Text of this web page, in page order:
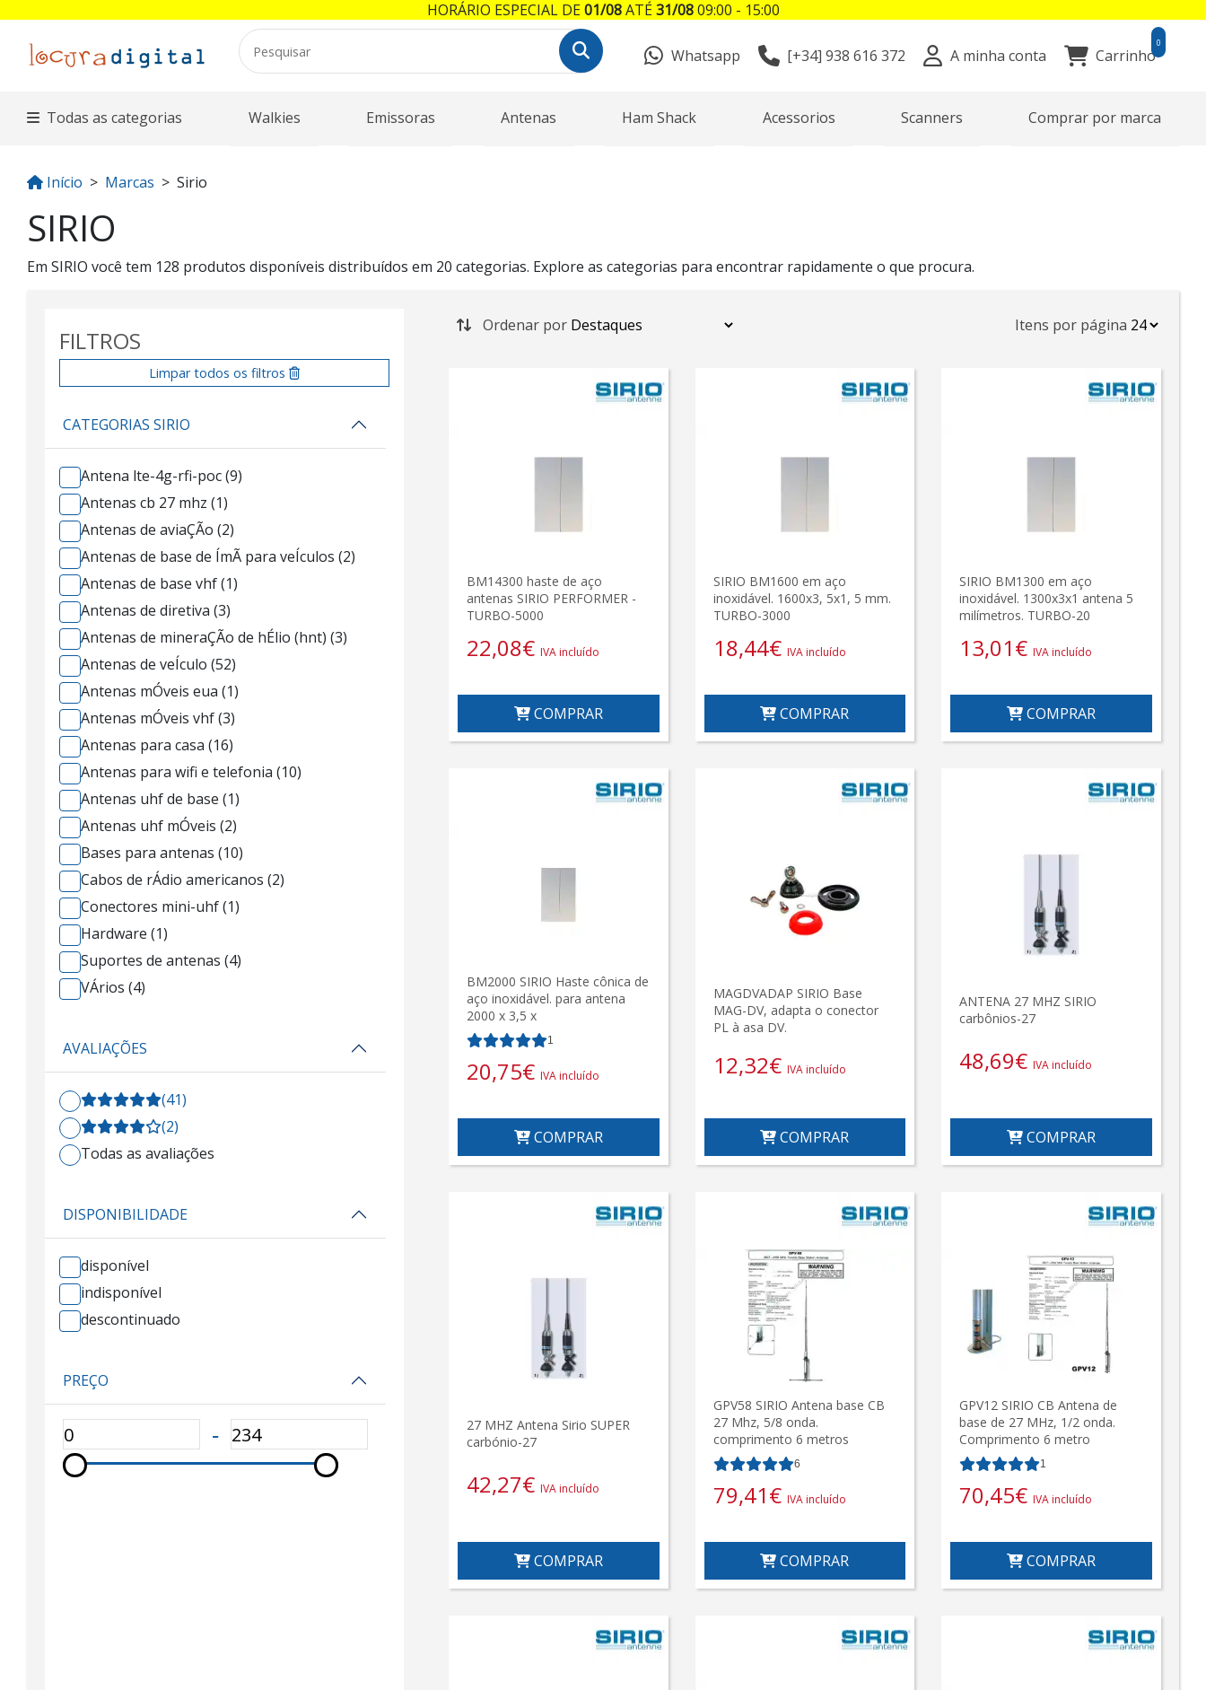
Whatsapp [+34] 938 616 372 A minha conta Carrinho
0
Todas as categorias Walkies Emissoras Antenas Ham Shack Acessorios Scanners Comprar por marca
Início Marcas Sirio
SIRIO
Em SIRIO você tem 128 produtos disponíveis distribuídos em 20 categorias. Explore as categorias para encontrar rapidamente o que procura.
FILTROS
Limpar todos os filtros
CATEGORIAS SIRIO
Antena lte-4g-rfi-poc (9)
Antenas cb 27 mhz (1)
Antenas de aviaÇÃo (2)
Antenas de base de ÍmÃ para veÍculos (2)
Antenas de base vhf (1)
Antenas de diretiva (3)
Antenas de mineraÇÃo de hÉlio (hnt) (3)
Antenas de veÍculo (52)
Antenas mÓveis eua (1)
Antenas mÓveis vhf (3)
Antenas para casa (16)
Antenas para wifi e telefonia (10)
Antenas uhf de base (1)
Antenas uhf mÓveis (2)
Bases para antenas (10)
Cabos de rÁdio americanos (2)
Conectores mini-uhf (1)
Hardware (1)
Suportes de antenas (4)
VÁrios (4)
AVALIAÇÕES
(41)
(2)
Todas as avaliações
DISPONIBILIDADE
disponível
indisponível
descontinuado
PREÇO
‐
Ordenar por Itens por página
BM14300 haste de aço
antenas SIRIO PERFORMER -
TURBO-5000
22,08€ IVA incluído
COMPRAR
SIRIO BM1600 em aço
inoxidável. 1600x3, 5x1, 5 mm.
TURBO-3000
18,44€ IVA incluído
COMPRAR
SIRIO BM1300 em aço
inoxidável. 1300x3x1 antena 5
milímetros. TURBO-20
13,01€ IVA incluído
COMPRAR
BM2000 SIRIO Haste cônica de
aço inoxidável. para antena
2000 x 3,5 x
1
20,75€ IVA incluído
COMPRAR
MAGDVADAP SIRIO Base
MAG-DV, adapta o conector
PL à asa DV.
12,32€ IVA incluído
COMPRAR
ANTENA 27 MHZ SIRIO
carbônios-27
48,69€ IVA incluído
COMPRAR
27 MHZ Antena Sirio SUPER
carbónio-27
42,27€ IVA incluído
COMPRAR
GPV58 SIRIO Antena base CB
27 Mhz, 5/8 onda.
comprimento 6 metros
6
79,41€ IVA incluído
COMPRAR
GPV12 SIRIO CB Antena de
base de 27 MHz, 1/2 onda.
Comprimento 6 metro
1
70,45€ IVA incluído
COMPRAR
HORÁRIO ESPECIAL DE01/08ATÉ31/0809:00 - 15:00